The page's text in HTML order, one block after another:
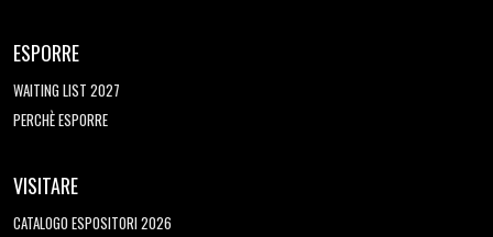
ESPORRE
WAITING LIST 2027
PERCHÈ ESPORRE
VISITARE
CATALOGO ESPOSITORI 2026